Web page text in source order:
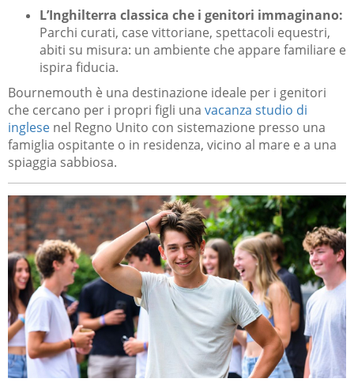
L’Inghilterra classica che i genitori immaginano:
Parchi curati, case vittoriane, spettacoli equestri,
abiti su misura: un ambiente che appare familiare e
ispira fiducia.
Bournemouth è una destinazione ideale per i genitori
che cercano per i propri figli una vacanza studio di
inglese nel Regno Unito con sistemazione presso una
famiglia ospitante o in residenza, vicino al mare e a una
spiaggia sabbiosa.